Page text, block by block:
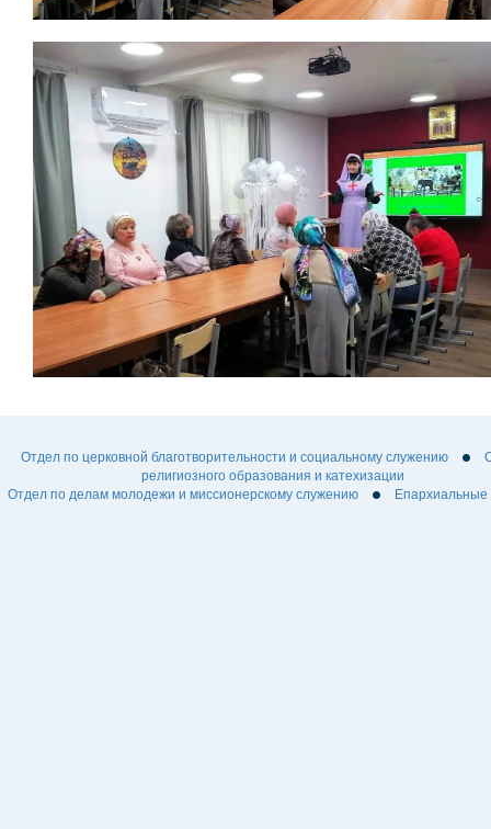
Отдел по церковной благотворительности и социальному служению
религиозного образования и катехизации
Отдел по делам молодежи и миссионерскому служению